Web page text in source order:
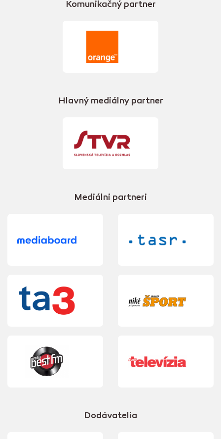
Komunikačný partner
Hlavný mediálny partner
Mediálni partneri
Dodávatelia